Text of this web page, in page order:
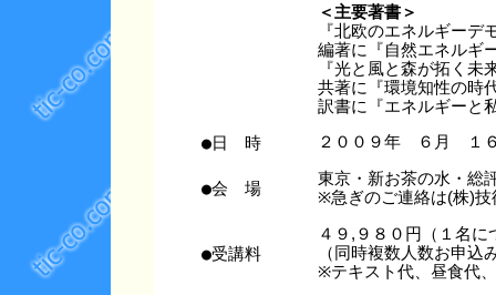
＜主要著書＞
『北欧のエネルギー
編著に『自然エネルギ
『光と風と森が拓く
共著に『環境知性の時
●日 時 ２００９年 ６月 １
●会 場
東京・新お茶の水・
※急ぎのご連絡は(株)技
●受講料
４９,９８０円（１名に
（同時複数人数お申込
※テキスト代、昼食代